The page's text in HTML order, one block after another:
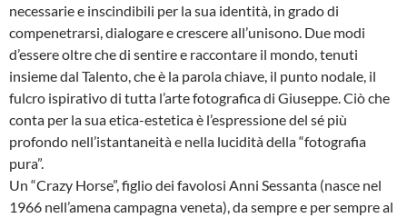
necessarie e inscindibili per la sua identità, in grado di
compenetrarsi, dialogare e crescere all’unisono. Due modi
d’essere oltre che di sentire e raccontare il mondo, tenuti
insieme dal Talento, che è la parola chiave, il punto nodale, il
fulcro ispirativo di tutta l’arte fotografica di Giuseppe. Ciò che
conta per la sua etica-estetica è l’espressione del sé più
profondo nell’istantaneità e nella lucidità della “fotografia
pura”.
Un “Crazy Horse”, figlio dei favolosi Anni Sessanta (nasce nel
1966 nell’amena campagna veneta), da sempre e per sempre al